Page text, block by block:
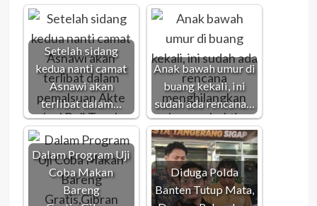
Setelah sidang
kedua nanti camat
Asnawi akan
terlibat dalam…
Anak bawah umur di
buang kekali, ini
sudah ada rencana…
Dalam Program Uji
Coba Makan
Bareng
Diduga Polda
Banten Tutup Mata,